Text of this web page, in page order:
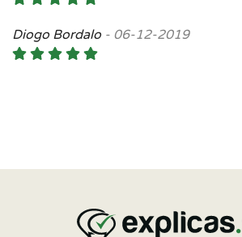
Diogo Bordalo - 06-12-2019